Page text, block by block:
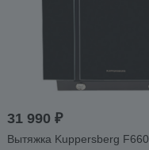
31 990 ₽
Вытяжка Kuppersberg F660